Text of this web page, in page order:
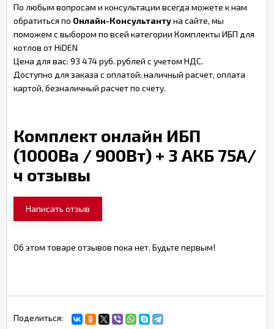
По любым вопросам и консультации всегда можете к нам
обратиться по Онлайн-Консультантуна сайте, мы
поможем с выбором по всей категории Комплекты ИБП для
котлов от HiDEN
Цена для вас: 93 474 руб. рублей с учетом НДС.
Доступно для заказа с оплатой: наличный расчет, оплата
картой, безналичный расчет по счету.
Комплект онлайн ИБП
(1000Ва / 900Вт) + 3 АКБ 75А/
ч отзывы
Написать отзыв
Об этом товаре отзывов пока нет. Будьте первым!
Поделиться: